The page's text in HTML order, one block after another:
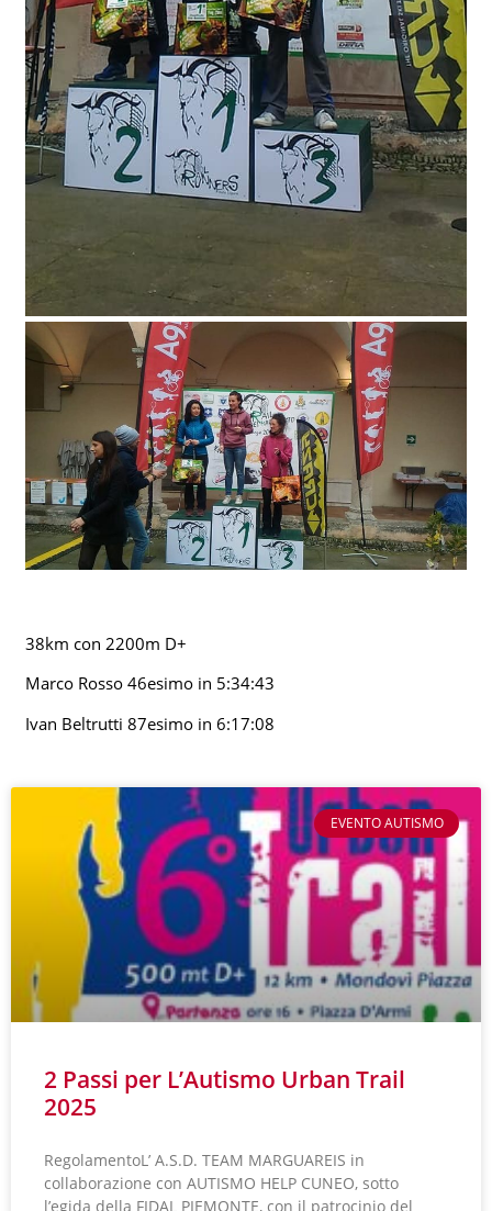
38km con 2200m D+
Marco Rosso 46esimo in 5:34:43
Ivan Beltrutti 87esimo in 6:17:08
EVENTO AUTISMO
2 Passi per L’Autismo Urban Trail
2025
RegolamentoL’ A.S.D. TEAM MARGUAREIS in
collaborazione con AUTISMO HELP CUNEO, sotto
l’egida della FIDAL PIEMONTE, con il patrocinio del